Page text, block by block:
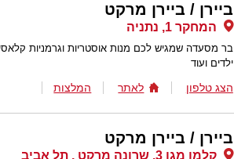
ביירן / ביירן מרקט
המחקר 1, נתניה
בר מסעדה שמגיש לכם מנות אוסטריות וגרמניות
ילדים ועוד
הצג טלפון לאתר המלצות
ביירן / ביירן מרקט
קלמן מגן 3, שרונה מרקט , תל אביב